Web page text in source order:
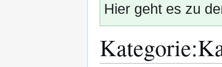
Hier geht es zu
Kategorie: